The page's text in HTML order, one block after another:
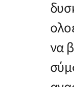
να